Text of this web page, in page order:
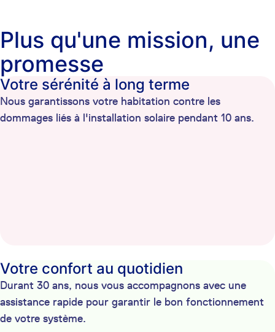
Plus qu'une mission, une
promesse
Votre sérénité à long terme
Nous garantissons votre habitation contre les
dommages liés à l'installation solaire pendant 10 ans.
Votre confort au quotidien
Durant 30 ans, nous vous accompagnons avec une
assistance rapide pour garantir le bon fonctionnement
de votre système.